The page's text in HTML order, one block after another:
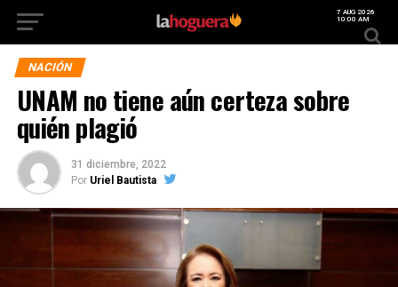
7 AUG 2026
10:00 AM
NACIÓN
UNAM no tiene aún certeza sobre
quién plagió
31 diciembre, 2022
Por Uriel Bautista